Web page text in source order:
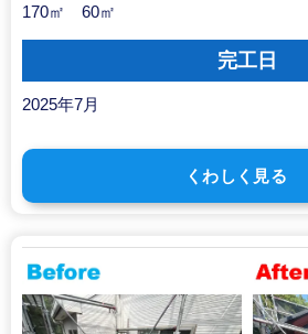
170㎡ 60㎡
完工日
2025年7月
くわしく見る